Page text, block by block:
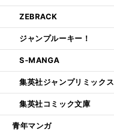
ZEBRACK
ジャンプルーキー！
S-MANGA
集英社ジャンプリミックス
集英社コミック文庫
青年マンガ